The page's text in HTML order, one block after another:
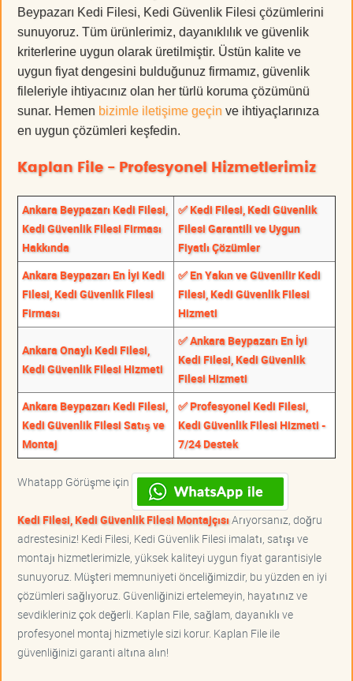
Beypazarı Kedi Filesi, Kedi Güvenlik Filesi çözümlerini
sunuyoruz. Tüm ürünlerimiz, dayanıklılık ve güvenlik
kriterlerine uygun olarak üretilmiştir. Üstün kalite ve
uygun fiyat dengesini bulduğunuz firmamız, güvenlik
fileleriyle ihtiyacınız olan her türlü koruma çözümünü
sunar. Hemen bizimle iletişime geçin ve ihtiyaçlarınıza
en uygun çözümleri keşfedin.
Kaplan File - Profesyonel Hizmetlerimiz
Ankara Beypazarı Kedi Filesi,
Kedi Güvenlik Filesi Firması
Hakkında
✅ Kedi Filesi, Kedi Güvenlik
Filesi Garantili ve Uygun
Fiyatlı Çözümler
Ankara Beypazarı En İyi Kedi
Filesi, Kedi Güvenlik Filesi
Firması
✅ En Yakın ve Güvenilir Kedi
Filesi, Kedi Güvenlik Filesi
Hizmeti
Ankara Onaylı Kedi Filesi,
Kedi Güvenlik Filesi Hizmeti
✅ Ankara Beypazarı En İyi
Kedi Filesi, Kedi Güvenlik
Filesi Hizmeti
Ankara Beypazarı Kedi Filesi,
Kedi Güvenlik Filesi Satış ve
Montaj
✅ Profesyonel Kedi Filesi,
Kedi Güvenlik Filesi Hizmeti -
7/24 Destek
Whatapp Görüşme için
Kedi Filesi, Kedi Güvenlik Filesi MontajçısıArıyorsanız, doğru
adrestesiniz! Kedi Filesi, Kedi Güvenlik Filesi imalatı, satışı ve
montajı hizmetlerimizle, yüksek kaliteyi uygun fiyat garantisiyle
sunuyoruz. Müşteri memnuniyeti önceliğimizdir, bu yüzden en iyi
çözümleri sağlıyoruz. Güvenliğinizi ertelemeyin, hayatınız ve
sevdikleriniz çok değerli. Kaplan File, sağlam, dayanıklı ve
profesyonel montaj hizmetiyle sizi korur. Kaplan File ile
güvenliğinizi garanti altına alın!